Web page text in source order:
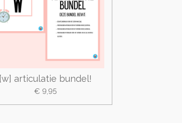
[w] articulatie bundel!
€ 9,95